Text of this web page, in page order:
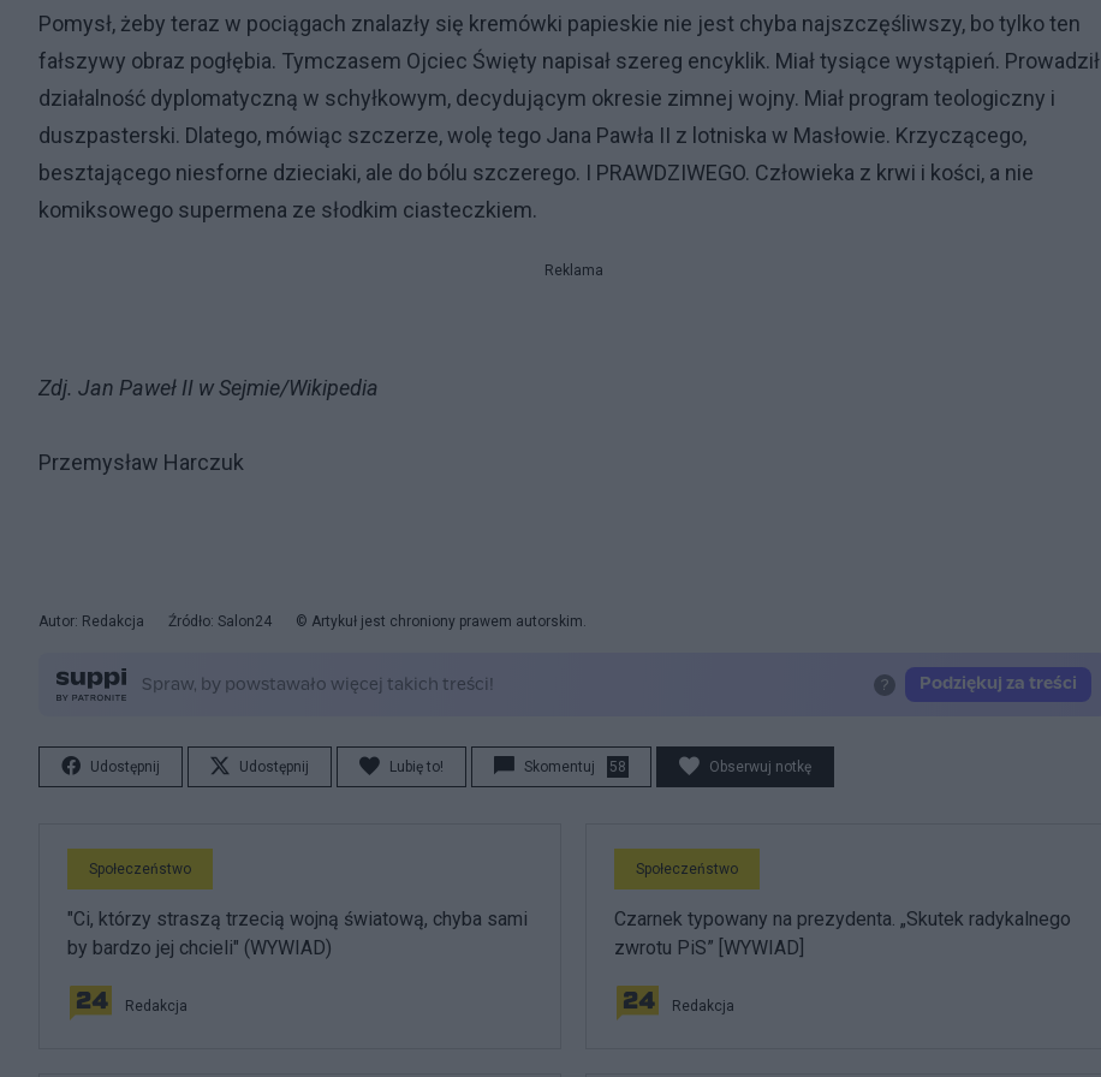
Pomysł, żeby teraz w pociągach znalazły się kremówki papieskie nie jest chyba najszczęśliwszy, bo tylko ten
fałszywy obraz pogłębia. Tymczasem Ojciec Święty napisał szereg encyklik. Miał tysiące wystąpień. Prowadził
działalność dyplomatyczną w schyłkowym, decydującym okresie zimnej wojny. Miał program teologiczny i
duszpasterski. Dlatego, mówiąc szczerze, wolę tego Jana Pawła II z lotniska w Masłowie. Krzyczącego,
besztającego niesforne dzieciaki, ale do bólu szczerego. I PRAWDZIWEGO. Człowieka z krwi i kości, a nie
komiksowego supermena ze słodkim ciasteczkiem.
Reklama
Zdj. Jan Paweł II w Sejmie/Wikipedia
Przemysław Harczuk
Autor: Redakcja Źródło: Salon24 © Artykuł jest chroniony prawem autorskim.
Udostępnij Udostępnij Lubię to! Skomentuj 58 Obserwuj notkę
Społeczeństwo
"Ci, którzy straszą trzecią wojną światową, chyba sami
by bardzo jej chcieli" (WYWIAD)
Redakcja
Społeczeństwo
Czarnek typowany na prezydenta. „Skutek radykalnego
zwrotu PiS” [WYWIAD]
Redakcja